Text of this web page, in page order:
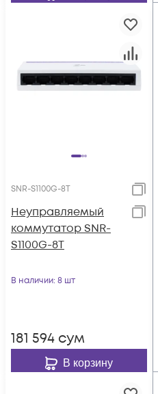
SNR-S1100G-8T
Неуправляемый
коммутатор SNR-
S1100G-8T
В наличии: 8 шт
181 594 сум
В корзину